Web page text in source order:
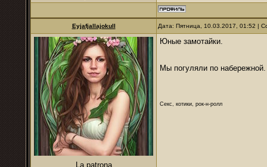
Eyjafjallajokull Дата: Пятница, 10.03.2017, 01:52 |
La patrona
Юные замотайки.
Мы погуляли по
Секс, котики, рок-н-ролл